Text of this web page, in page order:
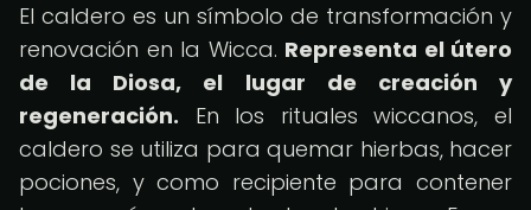
El caldero es un símbolo de transformación y
renovación en la Wicca. Representa el útero
de la Diosa, el lugar de creación y
regeneración. En los rituales wiccanos, el
caldero se utiliza para quemar hierbas, hacer
pociones, y como recipiente para contener